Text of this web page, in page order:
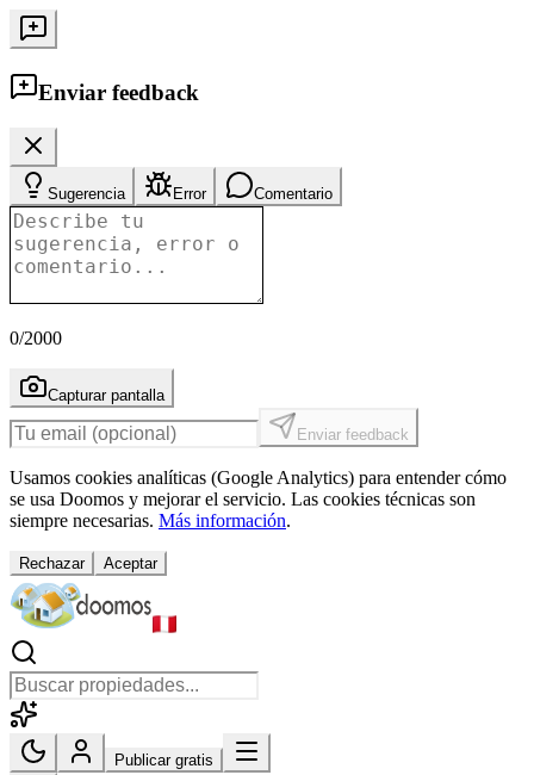
Enviar feedback
Sugerencia Error Comentario
0/2000
Capturar pantalla
Enviar feedback
Usamos cookies analíticas (Google Analytics) para entender cómo
se usa Doomos y mejorar el servicio. Las cookies técnicas son
siempre necesarias. Más información.
Rechazar Aceptar
Publicar gratis